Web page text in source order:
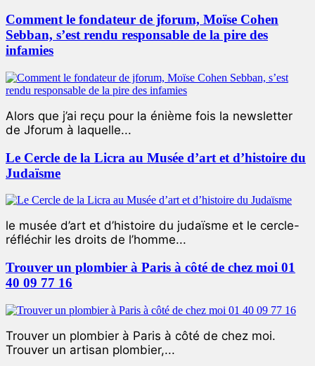
Comment le fondateur de jforum, Moïse Cohen
Sebban, s’est rendu responsable de la pire des
infamies
Alors que j’ai reçu pour la énième fois la newsletter
de Jforum à laquelle...
Le Cercle de la Licra au Musée d’art et d’histoire du
Judaïsme
le musée d’art et d’histoire du judaïsme et le cercle-
réfléchir les droits de l’homme...
Trouver un plombier à Paris à côté de chez moi 01
40 09 77 16
Trouver un plombier à Paris à côté de chez moi.
Trouver un artisan plombier,...